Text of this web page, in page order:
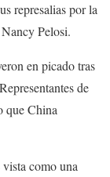
represalias por la
Pelosi.
en picado tras
de
que China
como una